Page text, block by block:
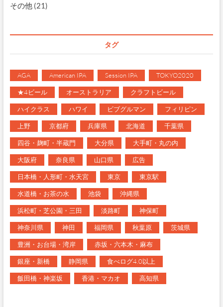
その他(21)
タグ
AGA American IPA Session IPA TOKYO2020
★4ビール オーストラリア クラフトビール
ハイクラス ハワイ ビブグルマン フィリピン
上野 京都府 兵庫県 北海道 千葉県
四谷・麹町・半蔵門 大分県 大手町・丸の内
大阪府 奈良県 山口県 広告
日本橋・人形町・水天宮 東京 東京駅
水道橋・お茶の水 池袋 沖縄県
浜松町・芝公園・三田 淡路町 神保町
神奈川県 神田 福岡県 秋葉原 茨城県
豊洲・お台場・湾岸 赤坂・六本木・麻布
銀座・新橋 静岡県 食べログ4.0以上
飯田橋・神楽坂 香港・マカオ 高知県